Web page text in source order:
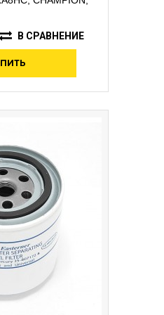
В СРАВНЕНИЕ